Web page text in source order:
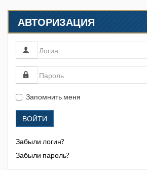
АВТОРИЗАЦИЯ
Запомнить меня
ВОЙТИ
Забыли логин?
Забыли пароль?